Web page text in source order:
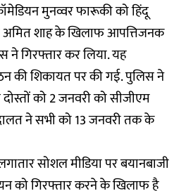
मुनव्वर फारूकी को हिंदू
अमित शाह के खिलाफ आपत्तिजनक
ने गिरफ्तार कर लिया. यह
की शिकायत पर की गई. पुलिस ने
को 2 जनवरी को सीजीएम
ने सभी को 13 जनवरी तक के
सोशल मीडिया पर बयानबाजी
को गिरफ्तार करने के खिलाफ है